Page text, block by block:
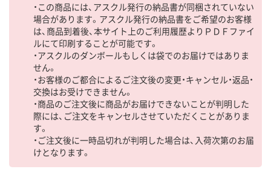
・この商品には、アスクル発行の納品書が同梱されていない
場合があります。アスクル発行の納品書をご希望のお客様
は、商品到着後、本サイト上のご利用履歴よりＰＤＦファイ
ルにて印刷することが可能です。
・アスクルのダンボールもしくは袋でのお届けではありま
せん。
・お客様のご都合によるご注文後の変更・キャンセル・返品・
交換はお受けできません。
・商品のご注文後に商品がお届けできないことが判明した
際には、ご注文をキャンセルさせていただくことがありま
す。
・ご注文後に一時品切れが判明した場合は、入荷次第のお届
けとなります。